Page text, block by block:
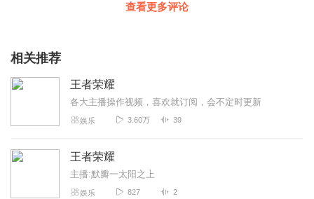
北京爷们儿讲的中国辉煌史值得一听？语气挺轻松有趣的，
代他们都做了什么？在中国历史上有哪些辉煌的历史故事？
大家统统都能听到
2024-05-31
黑洞猎人
主播声音磁性大气，演播放松开朗，听着舒服。牛人一枚👍
👍👍从王者荣耀的全民游戏讲中国辉煌史，这个视角很新
查看更多评论
相关推荐
王者荣耀
各大主播操作视频，喜欢就订阅，会不定时更新
娱乐 3.60万 39
王者荣耀
主播:默瓣一太阳之上
娱乐 827 2